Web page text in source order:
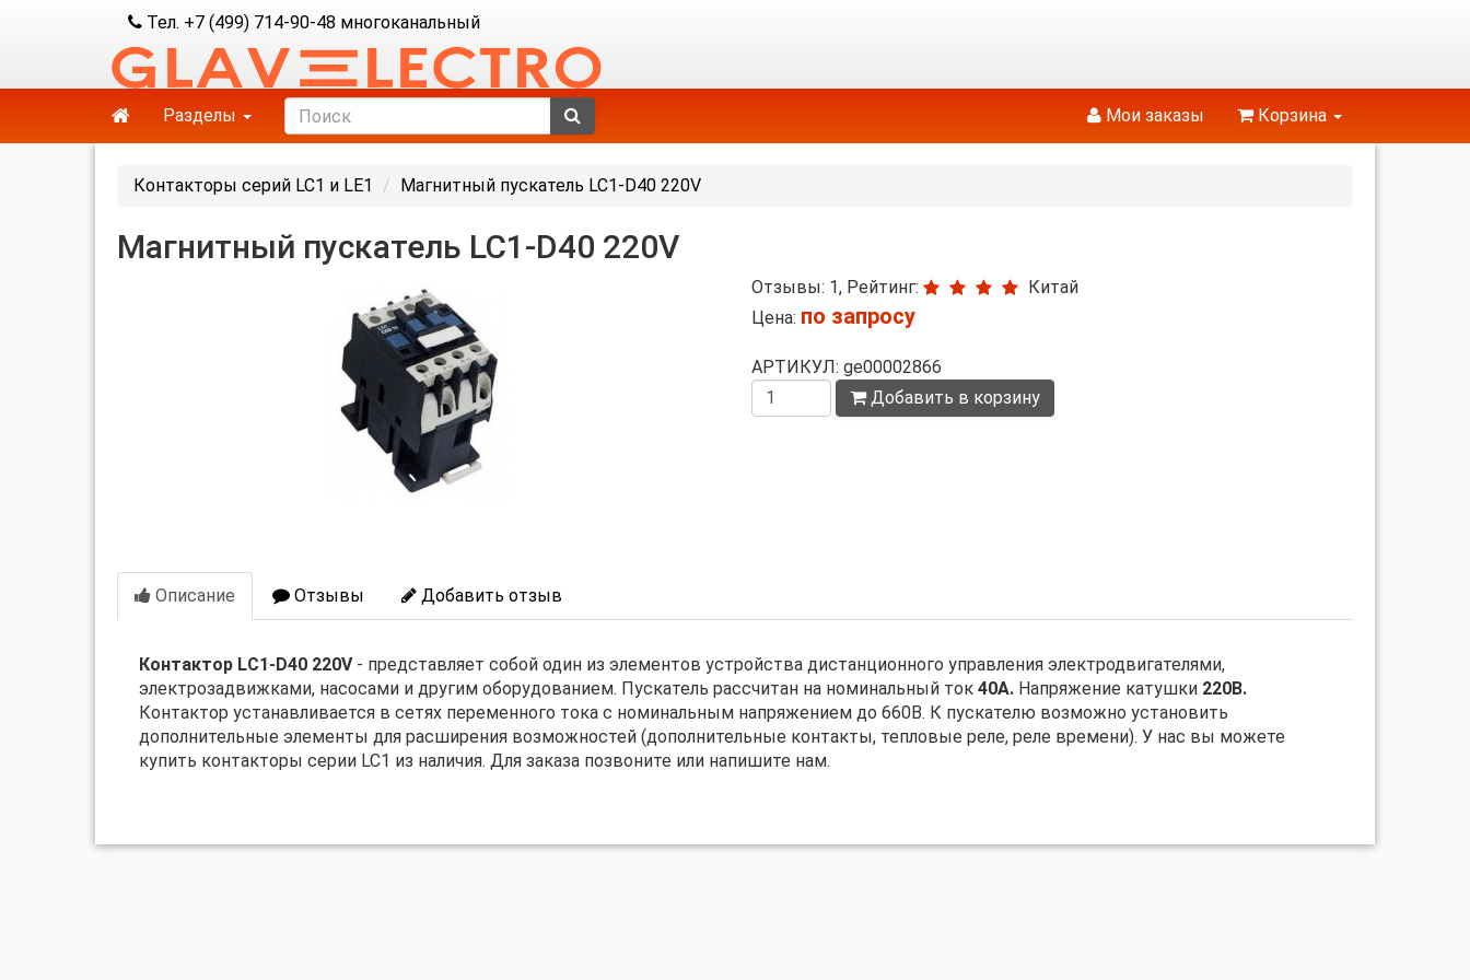
Тел. +7 (499) 714-90-48 многоканальный
Разделы Мои заказы Корзина
Контакторы серий LC1 и LE1 Магнитный пускатель LC1-D40 220V
Магнитный пускатель LC1-D40 220V
Отзывы: 1, Рейтинг:
Китай
Цена: по запросу
АРТИКУЛ: ge00002866
Количество
Добавить в корзину
Описание Отзывы Добавить отзыв
Контактор LC1-D40 220V- представляет собой один из элементов устройства дистанционного управления электродвигателями,
электрозадвижками, насосами и другим оборудованием. Пускатель рассчитан на номинальный ток 40А. Напряжение катушки 220В.
Контактор устанавливается в сетях переменного тока с номинальным напряжением до 660В. К пускателю возможно установить
дополнительные элементы для расширения возможностей (дополнительные контакты, тепловые реле, реле времени). У нас вы можете
купить контакторы серии LC1 из наличия. Для заказа позвоните или напишите нам.